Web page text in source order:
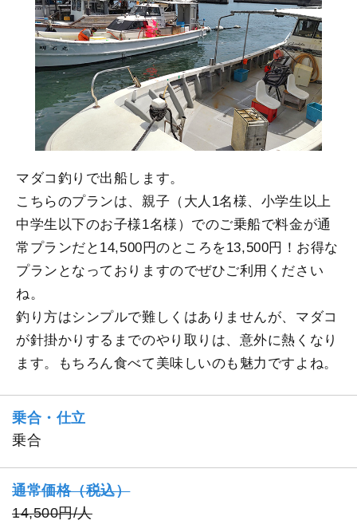
マダコ釣りで出船します。
こちらのプランは、親子（大人1名様、小学生以上
中学生以下のお子様1名様）でのご乗船で料金が通
常プランだと14,500円のところを13,500円！お得な
プランとなっておりますのでぜひご利用ください
ね。
釣り方はシンプルで難しくはありませんが、マダコ
が針掛かりするまでのやり取りは、意外に熱くなり
ます。もちろん食べて美味しいのも魅力ですよね。
乗合・仕立
乗合
通常価格（税込）
14,500円/人